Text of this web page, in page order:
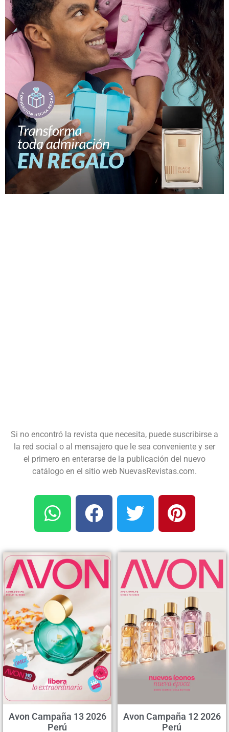
Si no encontró la revista que necesita, puede suscribirse a
la red social o al mensajero que le sea conveniente y ser
el primero en enterarse de la publicación del nuevo
catálogo en el sitio web NuevasRevistas.com.
Avon Campaña 13 2026
Perú
Avon Campaña 12 2026
Perú